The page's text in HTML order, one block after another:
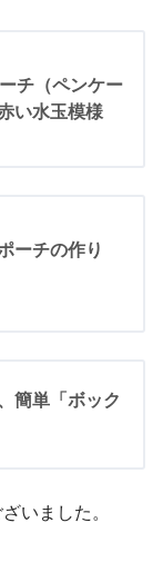
チ（ペンケー
い水玉模様
ーチの作り
簡単「ボック
いました。